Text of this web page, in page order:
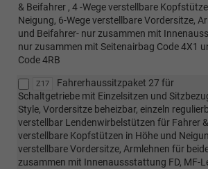
& Beifahrer , 4 -Wege verstellbare
Neigung, 6-Wege verstellbare Vordersitze,
und Beifahrer- nur zusammen mit
nur zusammen mit Seitenairbag Code 4X1
Code 4RB
Z17
Fahrerhaussitzpaket 27 für
Schaltgetriebe mit Einzelsitzen und
Style, Vordersitze beheizbar, einzeln
verstellbar Lendenwirbelstützen für Fahrer
verstellbare Kopfstützen in Höhe und
verstellbare Vordersitze, Armlehnen für
zusammen mit Innenaussstattung FD, MF-